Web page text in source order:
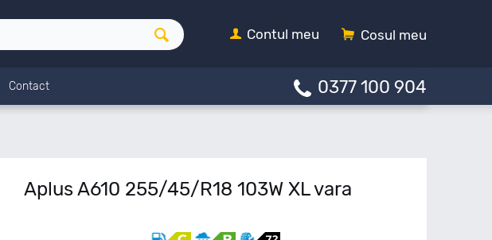
Cosul meu
Contul meu
Contact 0377 100 904
Aplus A610 255/45/R18 103W XL vara